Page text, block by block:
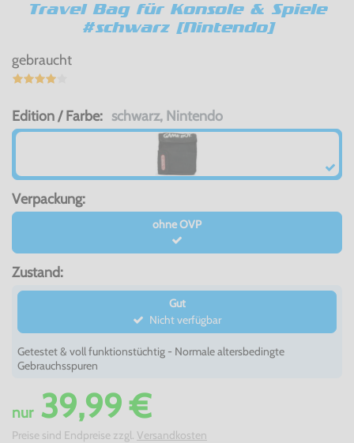
Travel Bag für Konsole & Spiele
#schwarz [Nintendo]
gebraucht
Edition / Farbe: schwarz, Nintendo
Verpackung:
ohne OVP
Zustand:
Gut
Nicht verfügbar
Getestet & voll funktionstüchtig - Normale altersbedingte
Gebrauchsspuren
nur39,99 €
Preise sind Endpreise zzgl. Versandkosten